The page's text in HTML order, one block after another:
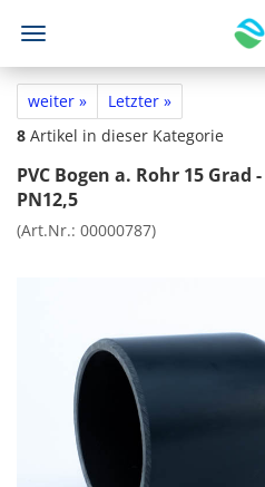
weiter »
Letzter »
8 Artikel in dieser Kategorie
PVC Bogen a. Rohr 15 Grad
PN12,5
(Art.Nr.: 00000787)